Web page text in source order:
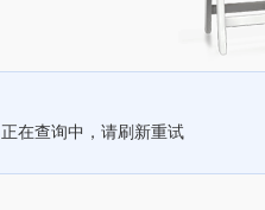
正在查询中，请刷新重试